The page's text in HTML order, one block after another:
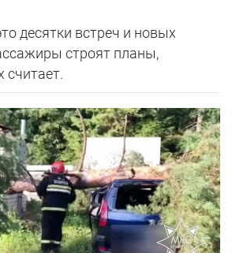
десятки встреч и новых
строят планы,
считает.